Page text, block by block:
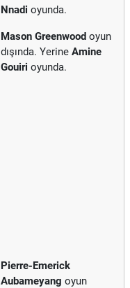
Nnadi oyunda.
Mason Greenwood oyun
dışında. Yerine Amine
Gouiri oyunda.
Pierre-Emerick
Aubameyang oyun